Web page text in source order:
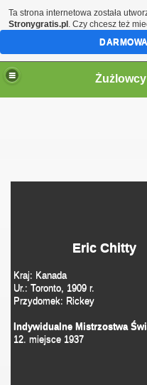
Eric Chitty
Kraj: Kanada
Ur.: Toronto, 1909 r.
Przydomek: Rickey
Indywidualne Mistrzostwa
12. miejsce 1937
Ta strona internetowa została
Stronygratis.pl . Czy chcesz też